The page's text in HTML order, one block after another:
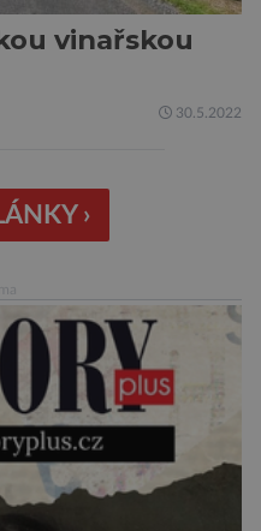
vinařskou
30.5.2022
›